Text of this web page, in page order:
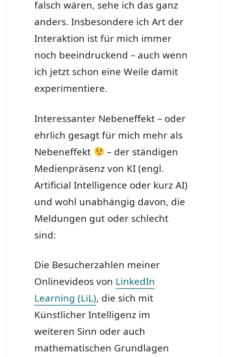
falsch wären, sehe ich das ganz
anders. Insbesondere ich Art der
Interaktion ist für mich immer
noch beeindruckend – auch wenn
ich jetzt schon eine Weile damit
experimentiere.
Interessanter Nebeneffekt – oder
ehrlich gesagt für mich mehr als
Nebeneffekt
– der ständigen
Medienpräsenz von KI (engl.
Artificial Intelligence oder kurz AI)
und wohl unabhängig davon, die
Meldungen gut oder schlecht
sind:
Die Besucherzahlen meiner
Onlinevideos von LinkedIn
Learning (LiL), die sich mit
Künstlicher Intelligenz im
weiteren Sinn oder auch
mathematischen Grundlagen